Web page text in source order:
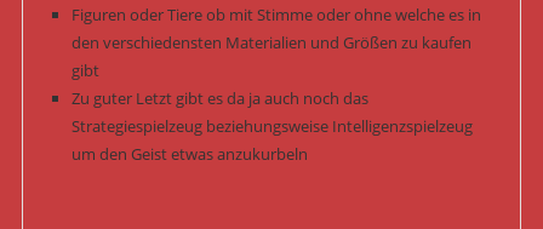
Figuren oder Tiere ob mit Stimme oder ohne welche es in
den verschiedensten Materialien und Größen zu kaufen
gibt
Zu guter Letzt gibt es da ja auch noch das
Strategiespielzeug beziehungsweise Intelligenzspielzeug
um den Geist etwas anzukurbeln